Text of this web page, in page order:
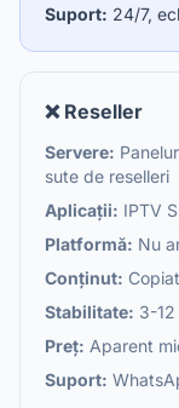
Suport: 24/7,
❌ Reseller
Servere:
sute de reselleri
Aplicații: IPTV
Platformă: Nu
Conținut:
Stabilitate: 3-
Preț: Aparent
Suport: